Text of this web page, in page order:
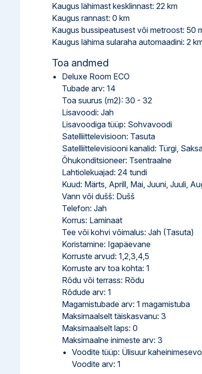
Kaugus lähimast kesklinnast: 22 km
Kaugus rannast: 0 km
Kaugus bussipeatusest või metroost: 50
Kaugus lähima sularaha automaadini: 2
Toa andmed
Deluxe Room ECO
Tubade arv: 14
Toa suurus (m2): 30 - 32
Lisavoodi: Jah
Lisavoodiga tüüp: Sohvavoodi
Satelliittelevisioon: Tasuta
Satelliittelevisiooni kanalid: Türgi,
Õhukonditsioneer: Tsentraalne
Lahtiolekuajad: 24 tundi
Kuud: Märts, Aprill, Mai, Juuni, Juuli,
Vann või dušš: Dušš
Telefon: Jah
Korrus: Laminaat
Tee või kohvi võimalus: Jah (Tasuta)
Koristamine: Igapäevane
Korruste arvud: 1,2,3,4,5
Korruste arv toa kohta: 1
Rõdu või terrass: Rõdu
Rõdude arv: 1
Magamistubade arv: 1 magamistuba
Maksimaalselt täiskasvanu: 3
Maksimaalselt laps: 0
Maksimaalne inimeste arv: 3
Voodite tüüp: Ülisuur
Voodite arv: 1